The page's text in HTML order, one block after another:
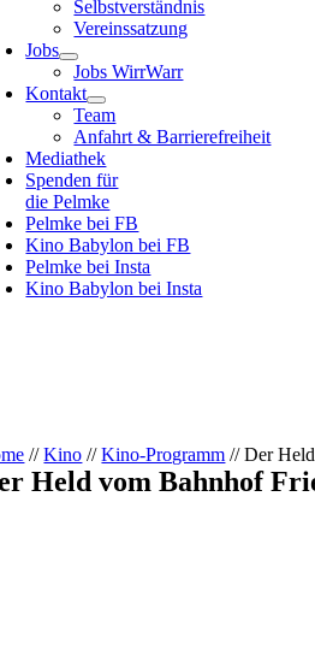
Selbstverständnis
Vereinssatzung
Jobs
Jobs WirrWarr
Kontakt
Team
Anfahrt & Barrierefreiheit
Mediathek
Spenden für
die Pelmke
Pelmke bei FB
Kino Babylon bei FB
Pelmke bei Insta
Kino Babylon bei Insta
//Kino //Kino-Programm // Der
Held vom Bahnhof